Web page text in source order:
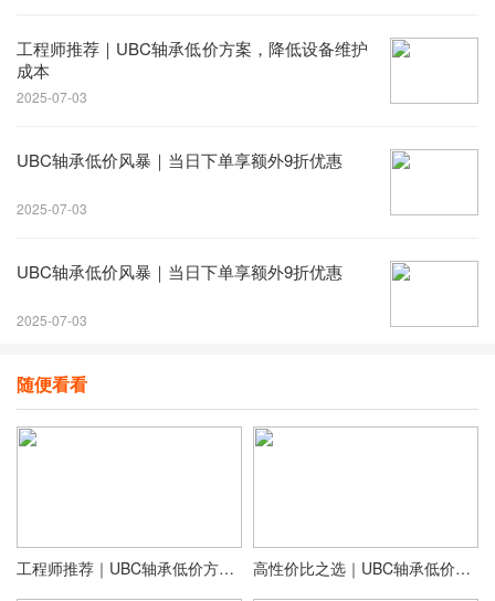
工程师推荐｜UBC轴承低价方案，降低设备维护
成本
2025-07-03
UBC轴承低价风暴｜当日下单享额外9折优惠
2025-07-03
UBC轴承低价风暴｜当日下单享额外9折优惠
2025-07-03
随便看看
工程师推荐｜UBC轴承低价方案，降低设备维护成本 高性价比之选｜UBC轴承低价热销，品质不妥协